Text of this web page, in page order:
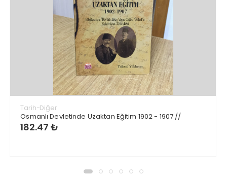
Tarih-Diğer
Osmanlı Devletinde Uzaktan Eğitim 1902 - 1907 //
182.47 ₺